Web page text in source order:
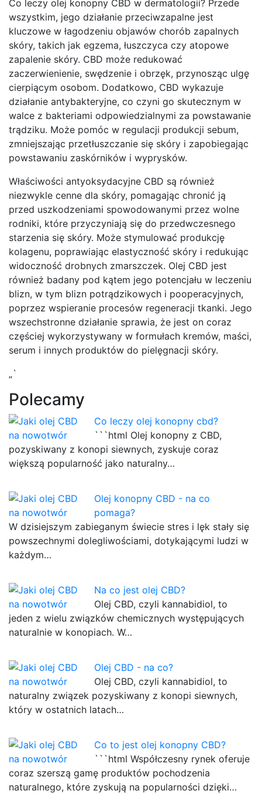
Co leczy olej konopny CBD w dermatologii? Przede
wszystkim, jego działanie przeciwzapalne jest
kluczowe w łagodzeniu objawów chorób zapalnych
skóry, takich jak egzema, łuszczyca czy atopowe
zapalenie skóry. CBD może redukować
zaczerwienienie, swędzenie i obrzęk, przynosząc ulgę
cierpiącym osobom. Dodatkowo, CBD wykazuje
działanie antybakteryjne, co czyni go skutecznym w
walce z bakteriami odpowiedzialnymi za powstawanie
trądziku. Może pomóc w regulacji produkcji sebum,
zmniejszając przetłuszczanie się skóry i zapobiegając
powstawaniu zaskórników i wyprysków.
Właściwości antyoksydacyjne CBD są również
niezwykle cenne dla skóry, pomagając chronić ją
przed uszkodzeniami spowodowanymi przez wolne
rodniki, które przyczyniają się do przedwczesnego
starzenia się skóry. Może stymulować produkcję
kolagenu, poprawiając elastyczność skóry i redukując
widoczność drobnych zmarszczek. Olej CBD jest
również badany pod kątem jego potencjału w leczeniu
blizn, w tym blizn potrądzikowych i pooperacyjnych,
poprzez wspieranie procesów regeneracji tkanki. Jego
wszechstronne działanie sprawia, że jest on coraz
częściej wykorzystywany w formułach kremów, maści,
serum i innych produktów do pielęgnacji skóry.
„`
Polecamy
Co leczy olej konopny cbd?
```html Olej konopny z CBD,
pozyskiwany z konopi siewnych, zyskuje coraz
większą popularność jako naturalny…
Olej konopny CBD - na co
pomaga?
W dzisiejszym zabieganym świecie stres i lęk stały się
powszechnymi dolegliwościami, dotykającymi ludzi w
każdym…
Na co jest olej CBD?
Olej CBD, czyli kannabidiol, to
jeden z wielu związków chemicznych występujących
naturalnie w konopiach. W…
Olej CBD - na co?
Olej CBD, czyli kannabidiol, to
naturalny związek pozyskiwany z konopi siewnych,
który w ostatnich latach…
Co to jest olej konopny CBD?
```html Współczesny rynek oferuje
coraz szerszą gamę produktów pochodzenia
naturalnego, które zyskują na popularności dzięki…